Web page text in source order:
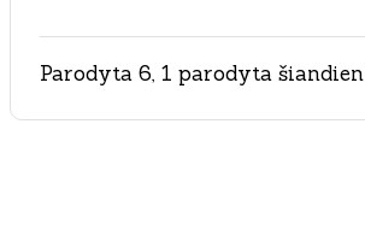
Parodyta 6, 1 parodyta šiandien